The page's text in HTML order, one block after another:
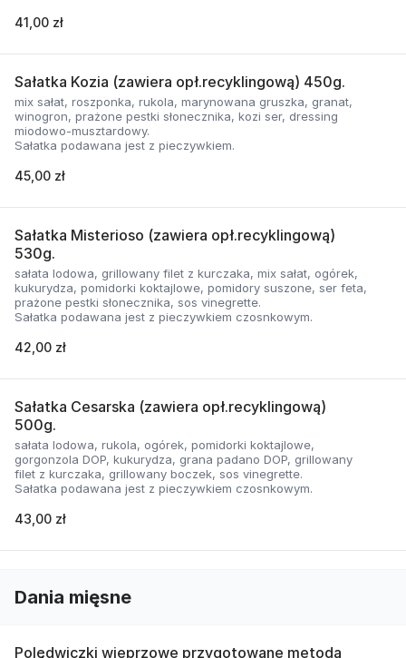
41,00 zł
Sałatka Kozia (zawiera opł.recyklingową) 450g.
mix sałat, roszponka, rukola, marynowana gruszka, granat,
winogron, prażone pestki słonecznika, kozi ser, dressing
miodowo-musztardowy.
Sałatka podawana jest z pieczywkiem.
45,00 zł
Sałatka Misterioso (zawiera opł.recyklingową)
530g.
sałata lodowa, grillowany filet z kurczaka, mix sałat, ogórek,
kukurydza, pomidorki koktajlowe, pomidory suszone, ser feta,
prażone pestki słonecznika, sos vinegrette.
Sałatka podawana jest z pieczywkiem czosnkowym.
42,00 zł
Sałatka Cesarska (zawiera opł.recyklingową)
500g.
sałata lodowa, rukola, ogórek, pomidorki koktajlowe,
gorgonzola DOP, kukurydza, grana padano DOP, grillowany
filet z kurczaka, grillowany boczek, sos vinegrette.
Sałatka podawana jest z pieczywkiem czosnkowym.
43,00 zł
Dania mięsne
Polędwiczki wieprzowe przygotowane metodą